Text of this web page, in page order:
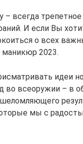
– всегда
И если Вы
о всех
маникюр 2023.
идеи
во всеоружии – в
мы с